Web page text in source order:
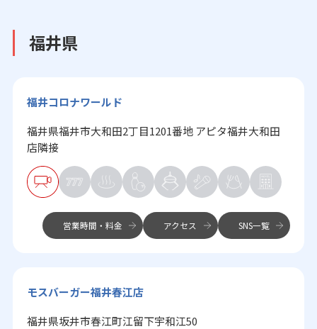
福井県
福井コロナワールド
福井県福井市大和田2丁目1201番地 アピタ福井大和田
店隣接
営業時間・料金 アクセス SNS一覧
モスバーガー福井春江店
福井県坂井市春江町江留下宇和江50